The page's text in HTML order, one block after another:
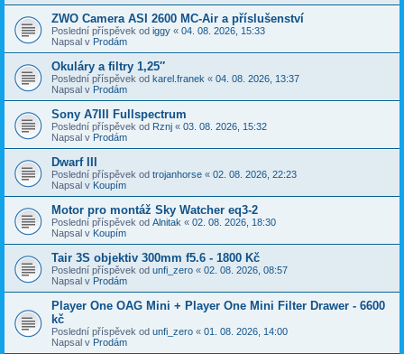
ZWO Camera ASI 2600 MC-Air a příslušenství
Poslední příspěvek od iggy « 04. 08. 2026, 15:33
Napsal v Prodám
Okuláry a filtry 1,25″
Poslední příspěvek od karel.franek « 04. 08. 2026, 13:37
Napsal v Prodám
Sony A7III Fullspectrum
Poslední příspěvek od Rznj « 03. 08. 2026, 15:32
Napsal v Prodám
Dwarf III
Poslední příspěvek od trojanhorse « 02. 08. 2026, 22:23
Napsal v Koupím
Motor pro montáž Sky Watcher eq3-2
Poslední příspěvek od Alnitak « 02. 08. 2026, 18:30
Napsal v Koupím
Tair 3S objektiv 300mm f5.6 - 1800 Kč
Poslední příspěvek od unfi_zero « 02. 08. 2026, 08:57
Napsal v Prodám
Player One OAG Mini + Player One Mini Filter Drawer - 6600
kč
Poslední příspěvek od unfi_zero « 01. 08. 2026, 14:00
Napsal v Prodám